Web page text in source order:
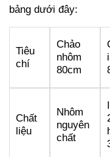
bảng dưới đây:
Tiêu
chí
Chảo
nhôm
80cm
Chất
liệu
Nhôm
nguyên
chất